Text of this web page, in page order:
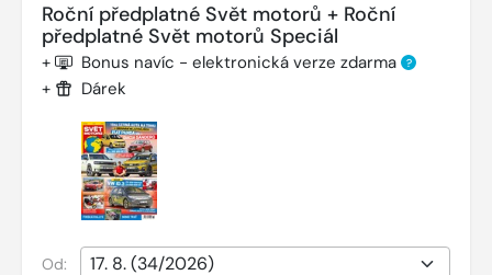
Roční předplatné Svět motorů + Roční
předplatné Svět motorů Speciál
+ Bonus navíc - elektronická verze zdarma ?
+ Dárek
Od: